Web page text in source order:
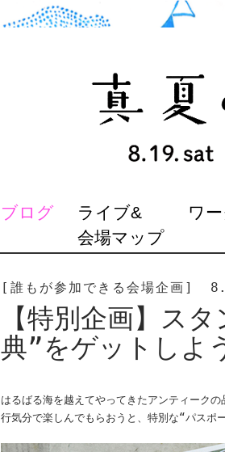
ブログ
ライブ&
会場マップ
ワ
[誰もが参加できる会場企画]
【特別企画】ス
典”をゲットし
はるばる海を越えてやってきたアンティーク
行気分で楽しんでもらおうと、特別な“パスポ